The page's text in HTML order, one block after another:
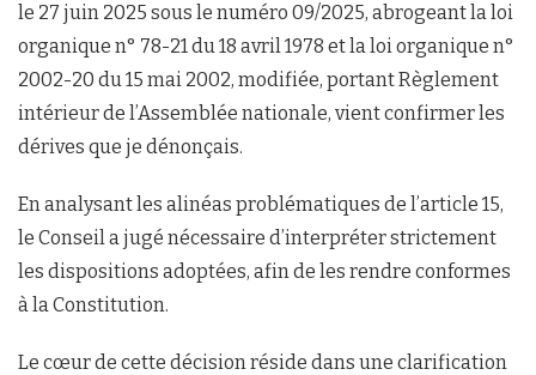
le 27 juin 2025 sous le numéro 09/2025, abrogeant la loi
organique n° 78-21 du 18 avril 1978 et la loi organique n°
2002-20 du 15 mai 2002, modifiée, portant Règlement
intérieur de l’Assemblée nationale, vient confirmer les
dérives que je dénonçais.
En analysant les alinéas problématiques de l’article 15,
le Conseil a jugé nécessaire d’interpréter strictement
les dispositions adoptées, afin de les rendre conformes
à la Constitution.
Le cœur de cette décision réside dans une clarification